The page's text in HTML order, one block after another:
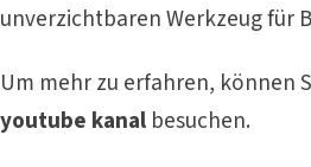
unverzichtbaren Werkzeug für
Um mehr zu erfahren, können
youtube kanal besuchen.